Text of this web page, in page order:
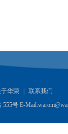
于华荣
联系我们
号 E-